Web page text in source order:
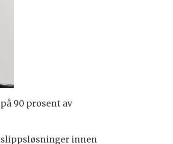
90 prosent av
innen